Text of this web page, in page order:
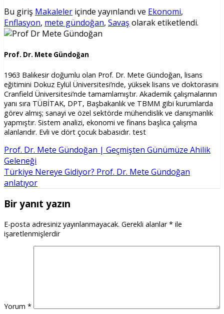
Bu giriş Makaleler içinde yayınlandı ve Ekonomi,
Enflasyon, mete gündoğan, Savaş olarak etiketlendi.
Prof. Dr. Mete Gündoğan
1963 Balıkesir doğumlu olan Prof. Dr. Mete Gündoğan, lisans
eğitimini Dokuz Eylül Üniversitesi’nde, yüksek lisans ve doktorasını
Cranfield Üniversitesi’nde tamamlamıştır. Akademik çalışmalarının
yanı sıra TÜBİTAK, DPT, Başbakanlık ve TBMM gibi kurumlarda
görev almış; sanayi ve özel sektörde mühendislik ve danışmanlık
yapmıştır. Sistem analizi, ekonomi ve finans başlıca çalışma
alanlarıdır. Evli ve dört çocuk babasıdır. test
Prof. Dr. Mete Gündoğan | Geçmişten Günümüze Ahilik
Geleneği
Türkiye Nereye Gidiyor? Prof. Dr. Mete Gündoğan
anlatıyor
Bir yanıt yazın
E-posta adresiniz yayınlanmayacak. Gerekli alanlar* ile
işaretlenmişlerdir
Yorum *